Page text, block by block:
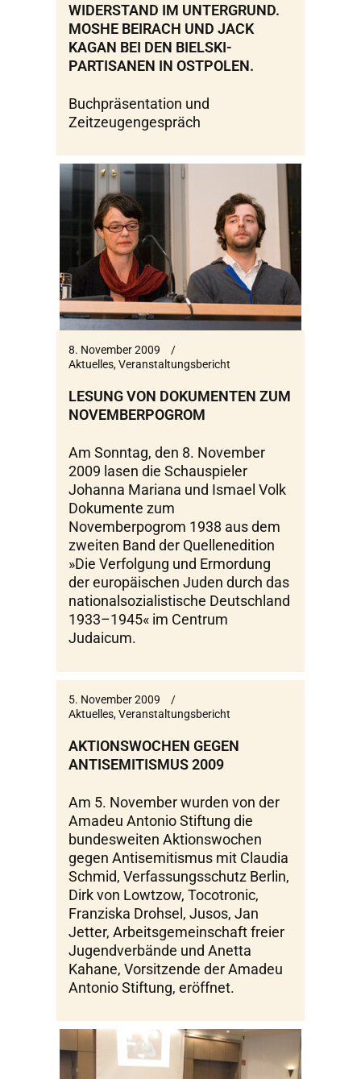
WIDERSTAND IM UNTERGRUND.
MOSHE BEIRACH UND JACK
KAGAN BEI DEN BIELSKI-
PARTISANEN IN OSTPOLEN.
Buchpräsentation und
Zeitzeugengespräch
8. November 2009
Aktuelles,Veranstaltungsbericht
LESUNG VON DOKUMENTEN ZUM
NOVEMBERPOGROM
Am Sonntag, den 8. November
2009 lasen die Schauspieler
Johanna Mariana und Ismael Volk
Dokumente zum
Novemberpogrom 1938 aus dem
zweiten Band der Quellenedition
»Die Verfolgung und Ermordung
der europäischen Juden durch das
nationalsozialistische Deutschland
1933–1945« im Centrum
Judaicum.
5. November 2009
Aktuelles,Veranstaltungsbericht
AKTIONSWOCHEN GEGEN
ANTISEMITISMUS 2009
Am 5. November wurden von der
Amadeu Antonio Stiftung die
bundesweiten Aktionswochen
gegen Antisemitismus mit Claudia
Schmid, Verfassungsschutz Berlin,
Dirk von Lowtzow, Tocotronic,
Franziska Drohsel, Jusos, Jan
Jetter, Arbeitsgemeinschaft freier
Jugendverbände und Anetta
Kahane, Vorsitzende der Amadeu
Antonio Stiftung, eröffnet.